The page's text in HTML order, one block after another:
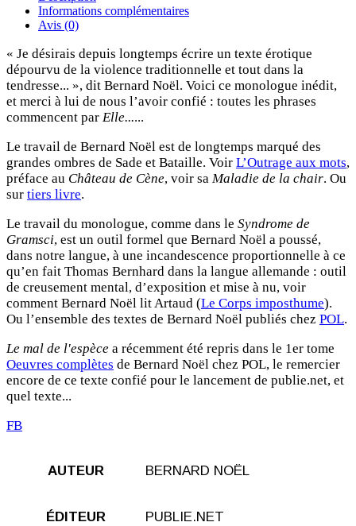
Informations complémentaires
Avis (0)
« Je désirais depuis longtemps écrire un texte érotique
dépourvu de la violence traditionnelle et tout dans la
tendresse... », dit Bernard Noël. Voici ce monologue inédit,
et merci à lui de nous l’avoir confié : toutes les phrases
commencent par Elle......
Le travail de Bernard Noël est de longtemps marqué des
grandes ombres de Sade et Bataille. Voir L’Outrage aux mots,
préface au Château de Cène, voir sa Maladie de la chair. Ou
sur tiers livre.
Le travail du monologue, comme dans le Syndrome de
Gramsci, est un outil formel que Bernard Noël a poussé,
dans notre langue, à une incandescence proportionnelle à ce
qu’en fait Thomas Bernhard dans la langue allemande : outil
de creusement mental, d’exposition et mise à nu, voir
comment Bernard Noël lit Artaud (Le Corps imposthume).
Ou l’ensemble des textes de Bernard Noël publiés chez POL.
Le mal de l'espèce a récemment été repris dans le 1er tome
Oeuvres complètes de Bernard Noël chez POL, le remercier
encore de ce texte confié pour le lancement de publie.net, et
quel texte...
FB
AUTEUR BERNARD NOËL
ÉDITEUR PUBLIE.NET